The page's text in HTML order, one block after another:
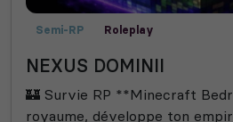
Semi-RP Roleplay
NEXUS DOMINII
🏰 Survie RP **Minecraft
royaume, développe ton